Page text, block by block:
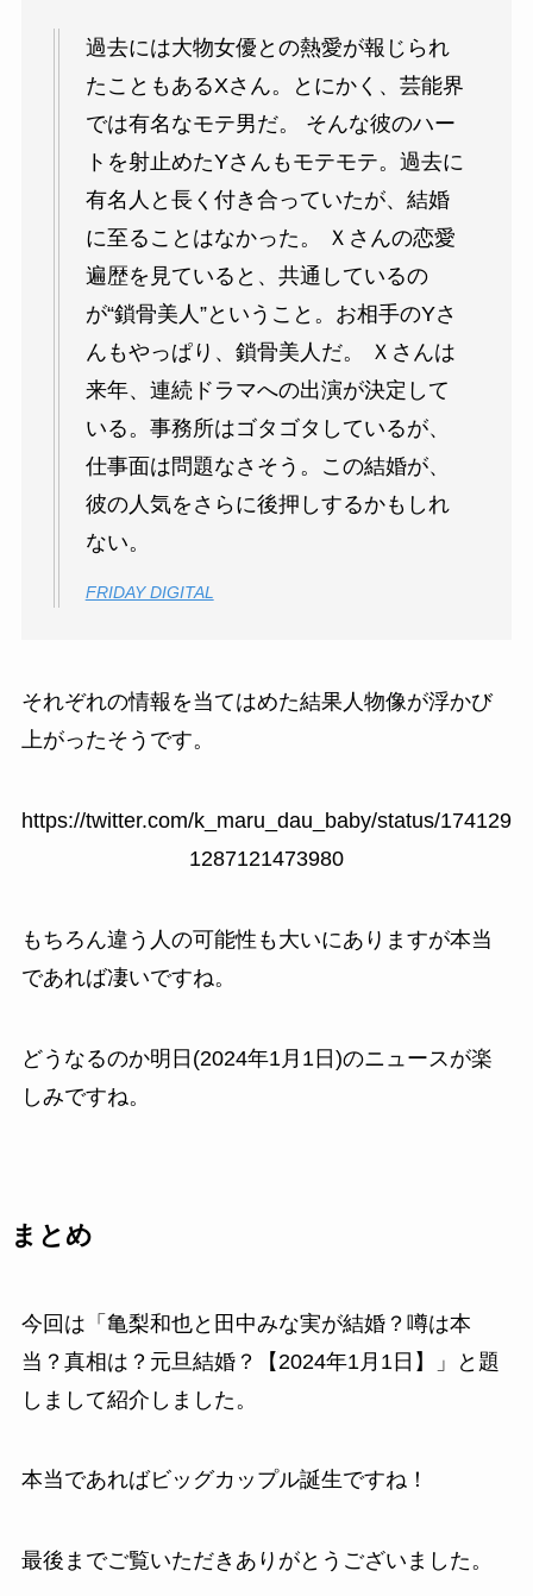
過去には大物女優との熱愛が報じられ
たこともあるXさん。とにかく、芸能界
では有名なモテ男だ。 そんな彼のハー
トを射止めたYさんもモテモテ。過去に
有名人と長く付き合っていたが、結婚
に至ることはなかった。 Ｘさんの恋愛
遍歴を見ていると、共通しているの
が“鎖骨美人”ということ。お相手のYさ
んもやっぱり、鎖骨美人だ。 Ｘさんは
来年、連続ドラマへの出演が決定して
いる。事務所はゴタゴタしているが、
仕事面は問題なさそう。この結婚が、
彼の人気をさらに後押しするかもしれ
ない。
FRIDAY DIGITAL
それぞれの情報を当てはめた結果人物像が浮かび
上がったそうです。
https://twitter.com/k_maru_dau_baby/status/174129
1287121473980
もちろん違う人の可能性も大いにありますが本当
であれば凄いですね。
どうなるのか明日(2024年1月1日)のニュースが楽
しみですね。
まとめ
今回は「亀梨和也と田中みな実が結婚？噂は本
当？真相は？元旦結婚？【2024年1月1日】」と題
しまして紹介しました。
本当であればビッグカップル誕生ですね！
最後までご覧いただきありがとうございました。